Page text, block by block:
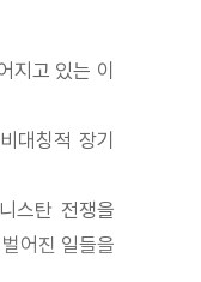
지고 있는 이
대칭적 장기
스탄 전쟁을
어진 일들을